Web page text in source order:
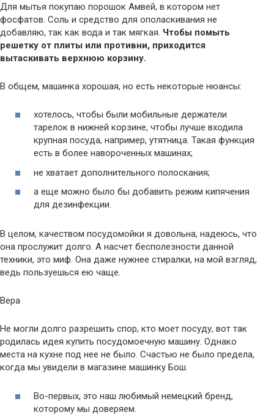
Для мытья покупаю порошок Амвей, в котором нет
фосфатов. Соль и средство для ополаскивания не
добавляю, так как вода и так мягкая. Чтобы помыть
решетку от плиты или противни, приходится
вытаскивать верхнюю корзину.
В общем, машинка хорошая, но есть некоторые нюансы:
хотелось, чтобы были мобильные держатели
тарелок в нижней корзине, чтобы лучше входила
крупная посуда, например, утятница. Такая функция
есть в более навороченных машинах;
не хватает дополнительного полоскания;
а еще можно было бы добавить режим кипячения
для дезинфекции.
В целом, качеством посудомойки я довольна, надеюсь, что
она прослужит долго. А насчет бесполезности данной
техники, это миф. Она даже нужнее стиралки, на мой взгляд,
ведь пользуешься ею чаще.
Вера
Не могли долго разрешить спор, кто моет посуду, вот так
родилась идея купить посудомоечную машину. Однако
места на кухне под нее не было. Счастью не было предела,
когда мы увидели в магазине машинку Бош.
Во-первых, это наш любимый немецкий бренд,
которому мы доверяем.